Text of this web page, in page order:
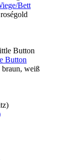
Bett
Button
braun, weiß